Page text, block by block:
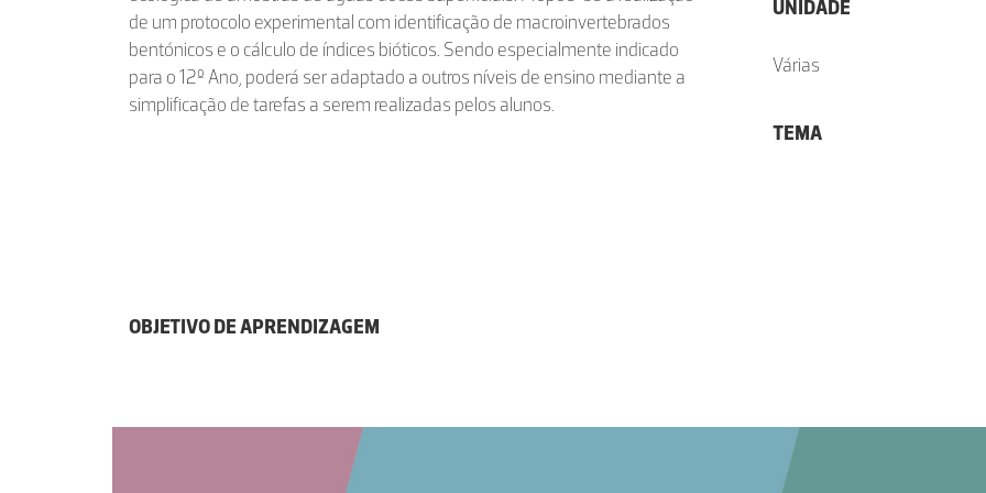
de um protocolo experimental com identificação de macroinvertebrados
bentónicos e o cálculo de índices bióticos. Sendo especialmente indicado
para o 12º Ano, poderá ser adaptado a outros níveis de ensino mediante a
simplificação de tarefas a serem realizadas pelos alunos.
OBJETIVO DE APRENDIZAGEM
UNIDADE
Várias
TEMA